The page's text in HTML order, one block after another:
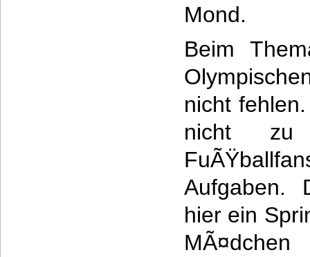
Mond.
Beim
nicht
nicht
Aufgaben.
hier ein